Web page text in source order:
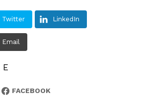
Twitter LinkedIn
Email
FACEBOOK